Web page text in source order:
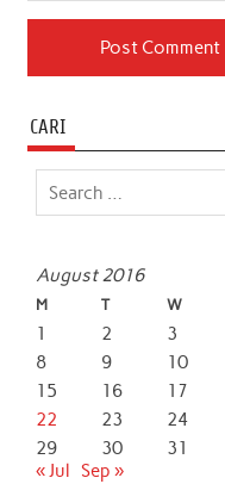
CARI
August 2016
M T W
1 2 3
8
9 10
15
16 17
22
23 24
29
30
31
« Jul Sep »